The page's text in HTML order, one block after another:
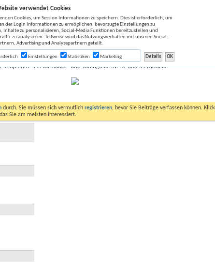
Shop.com - Performance- und Tuningteile für ST und RS Modelle
durch. Sie müssen sich vermutlich registrieren, bevor Sie Beiträge verfassen können.
Sie am meisten interessiert.
verwendet Cookies
Cookies, um Session Informationen zu speichern. Dies ist erforderlich, um
der Login Informationen zu ermöglichen, bevorzugte Einstellungen zu
Inhalte zu personalisieren, Social-Media Funktionen bereitzustellen und
zu analysieren. Teilweise wird das Nutzungsverhalten mit unseren Social-
Advertising und Analysepartnern geteilt.
Einstellungen Statistiken Marketing